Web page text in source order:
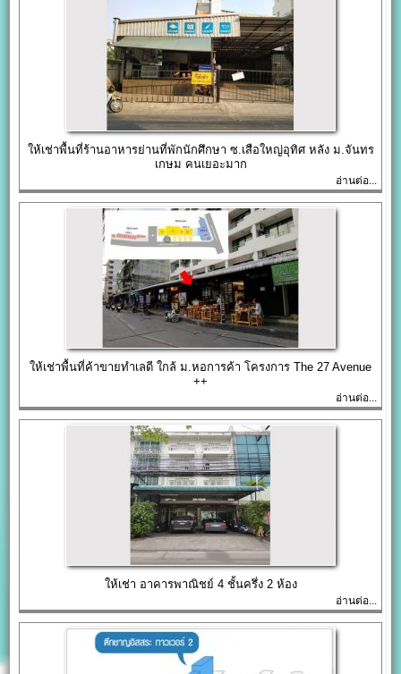
ให้เช่าพื้นที่ร้านอาหารย่านที่พักนักศึกษา ซ.เสือใหญ่อุทิศ หลัง ม.จันทร
เกษม คนเยอะมาก
อ่านต่อ...
ให้เช่าพื้นที่ค้าขายทำเลดี ใกล้ ม.หอการค้า โครงการ The 27 Avenue
++
อ่านต่อ...
ให้เช่า อาคารพาณิชย์ 4 ชั้นครึ่ง 2 ห้อง
อ่านต่อ...